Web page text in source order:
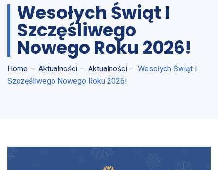
Wesołych Świąt I
Szczęśliwego
Nowego Roku 2026!
Home – Aktualności – Aktualności – Wesołych Świąt I
Szczęśliwego Nowego Roku 2026!